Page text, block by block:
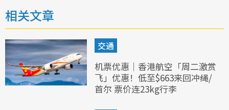
相关文章
交通
机票优惠｜香港航空「周二激赏
飞」优惠！低至$663来回冲绳/
首尔 票价连23kg行李